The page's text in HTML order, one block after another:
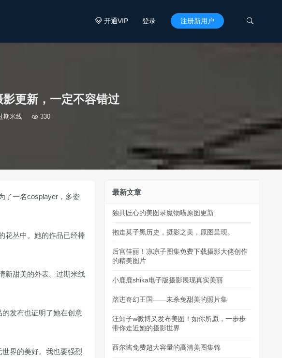
开通VIP 登录 注册新用户 
更新，一定不容错过
期米线  330
了一名cosplayer，多姿
花丛中。她的作品已经棒
新甜美的外表。过期米线
发布也证明了她在创意
界的美好。我也要强烈
最新文章
独具匠心的美图录魔物喵原图更新
抱走莫子黑历史，摄影之美，原图呈现。
后宫佳丽！凉凉子图集免费下载摄影大佬创作
的精美图片
小鹿鹿shika电子版摄影展现真实美丽
踏进奇幻王国——未杀兔甜美的照片集
汪知子w微博又发布美图！如你所愿，一步步
带你走近她的摄影世界
西尔酱免费超大容量的高清美图集锦